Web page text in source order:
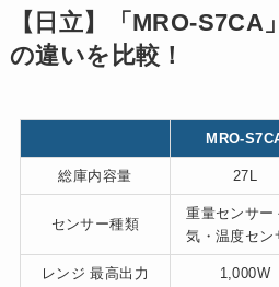
【日立】「MRO-S7CA
の違いを比較！
MRO-
総庫内容量 27L
センサー種類
重量センサー
気・温度セン
レンジ 最高出力 1,000W